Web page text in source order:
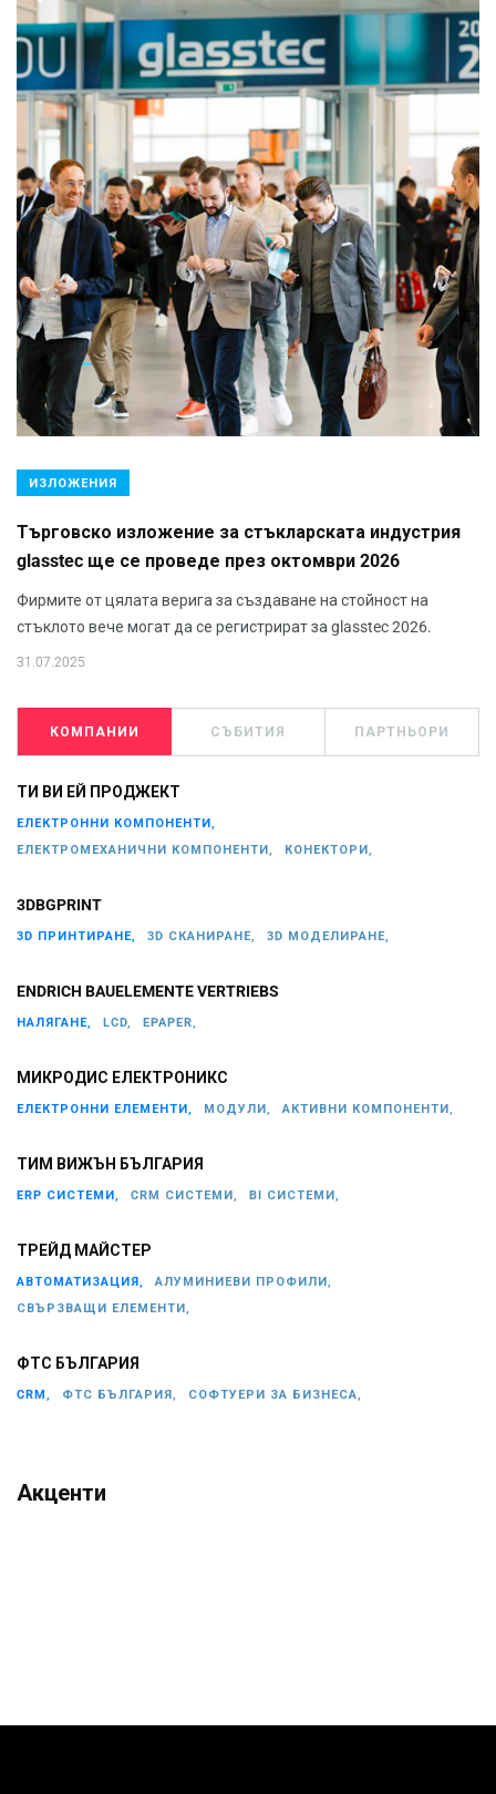
ИЗЛОЖЕНИЯ
Търговско изложение за стъкларската индустрия
glasstec ще се проведе през октомври 2026
Фирмите от цялата верига за създаване на стойност на
стъклото вече могат да се регистрират за glasstec 2026.
31.07.2025
КОМПАНИИ СЪБИТИЯ ПАРТНЬОРИ
ТИ ВИ ЕЙ ПРОДЖЕКТ
ЕЛЕКТРОННИ КОМПОНЕНТИ,
ЕЛЕКТРОМЕХАНИЧНИ КОМПОНЕНТИ,
КОНЕКТОРИ,
3DBGPRINT
3D ПРИНТИРАНЕ, 3D СКАНИРАНЕ, 3D МОДЕЛИРАНЕ,
ENDRICH BAUELEMENTE VERTRIEBS
НАЛЯГАНЕ, LCD, EPAPER,
МИКРОДИС ЕЛЕКТРОНИКС
ЕЛЕКТРОННИ ЕЛЕМЕНТИ, МОДУЛИ, АКТИВНИ КОМПОНЕНТИ,
ТИМ ВИЖЪН БЪЛГАРИЯ
ERP СИСТЕМИ, CRM СИСТЕМИ, BI СИСТЕМИ,
ТРЕЙД МАЙСТЕР
АВТОМАТИЗАЦИЯ,
АЛУМИНИЕВИ ПРОФИЛИ,
СВЪРЗВАЩИ ЕЛЕМЕНТИ,
ФТС БЪЛГАРИЯ
CRM, ФТС БЪЛГАРИЯ, СОФТУЕРИ ЗА БИЗНЕСА,
Акценти